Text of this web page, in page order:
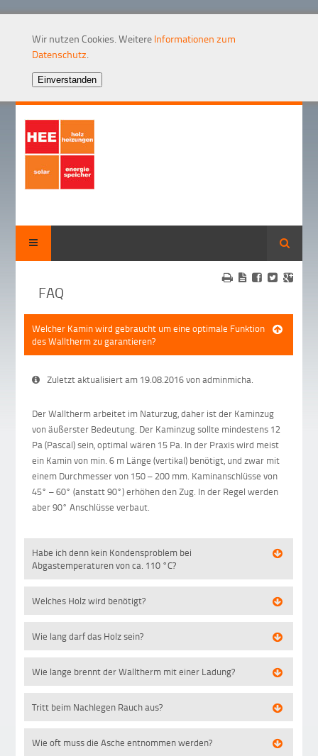
Wir nutzen Cookies. Weitere Informationen zum
Datenschutz.
Suche
FAQ
Welcher Kamin wird gebraucht um eine optimale Funktion
des Walltherm zu garantieren?
Zuletzt aktualisiert am 19.08.2016 von adminmicha.
Der Walltherm arbeitet im Naturzug, daher ist der Kaminzug
von äußerster Bedeutung. Der Kaminzug sollte mindestens 12
Pa (Pascal) sein, optimal wären 15 Pa. In der Praxis wird meist
ein Kamin von min. 6 m Länge (vertikal) benötigt, und zwar mit
einem Durchmesser von 150 – 200 mm. Kaminanschlüsse von
45° – 60° (anstatt 90°) erhöhen den Zug. In der Regel werden
aber 90° Anschlüsse verbaut.
Habe ich denn kein Kondensproblem bei
Abgastemperaturen von ca. 110 °C?
Welches Holz wird benötigt?
Wie lang darf das Holz sein?
Wie lange brennt der Walltherm mit einer Ladung?
Tritt beim Nachlegen Rauch aus?
Wie oft muss die Asche entnommen werden?